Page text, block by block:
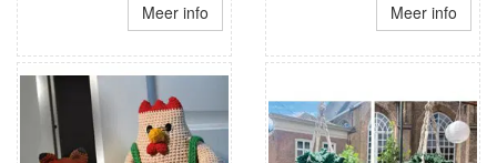
Meer info Meer info